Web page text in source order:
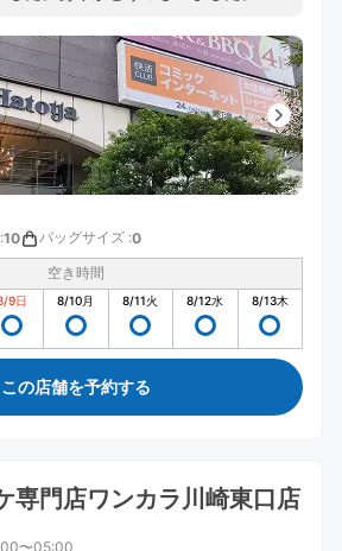
:10 バッグサイズ :0
空き時間
9日 8/10月 8/11火 8/12水 8/13木
この店舗を予約する
専門店ワンカラ川崎東口店
〜05:00